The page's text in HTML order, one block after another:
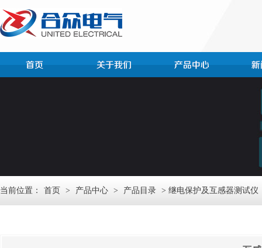
当前位置： 首页 > 产品中心 > 产品目录 > 继电保护及互感器测试仪